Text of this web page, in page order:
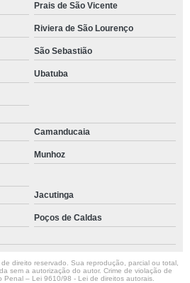
Prais de São Vicente
Riviera de São Lourenço
São Sebastião
Ubatuba
Camanducaia
Munhoz
Jacutinga
Poços de Caldas
direito reservado. Sua reprodução, parcial ou total,
sem a autorização do autor. Crime de violação de
Penal – Lei 9610/98 - Lei de direitos autorais